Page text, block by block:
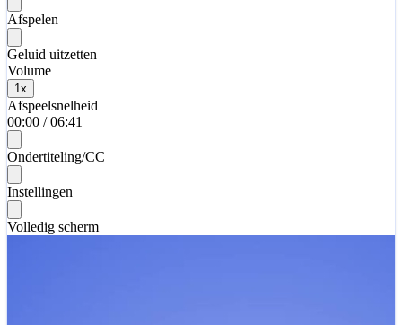
Afspelen
Geluid uitzetten
Volume
1 x
Afspeelsnelheid
00:00 / 06:41
Ondertiteling/CC
Instellingen
Volledig scherm